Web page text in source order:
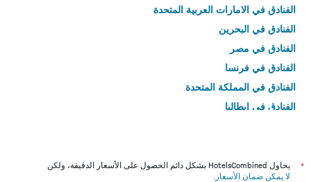
الفنادق في الامارات العربية المتحدة
الفنادق في البحرين
الفنادق في مصر
الفنادق في فرنسا
الفنادق في المملكة المتحدة
الفنادق في إيطاليا
*
يحاول HotelsCombined بشكل دائم الحصول على الأسعار الدقيقة، ولكن
لا يمكن ضمان الأسعار .